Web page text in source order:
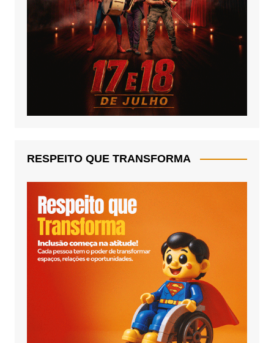
RESPEITO QUE TRANSFORMA